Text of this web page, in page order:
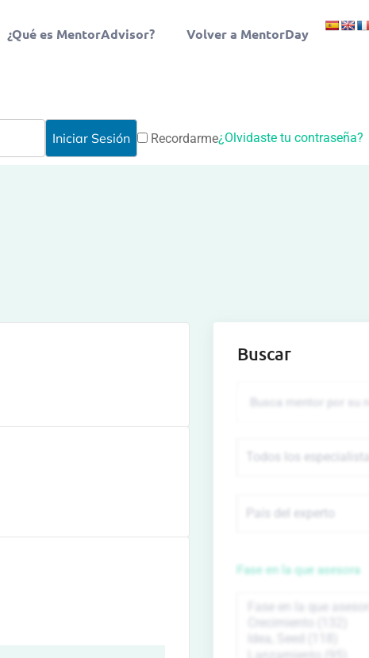
¿Qué es MentorAdvisor? Volver a MentorDay
Recordarme¿Olvidaste tu contraseña?
Buscar
Fase en la que asesora